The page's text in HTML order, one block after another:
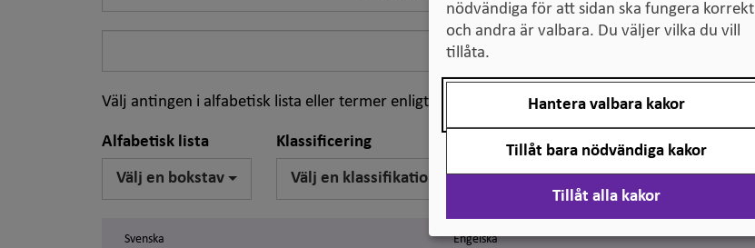
Välj antingen i alfabetisk lista eller termer enligt klassifikation
Alfabetisk lista
Välj en bokstav
Klassificering
Välj en klassifikation
Svenska Engelska
nödvändiga för att sidan ska fungera korrekt
och andra är valbara. Du väljer vilka du vill
tillåta.
Hantera valbara kakor
Tillåt bara nödvändiga kakor
Tillåt alla kakor